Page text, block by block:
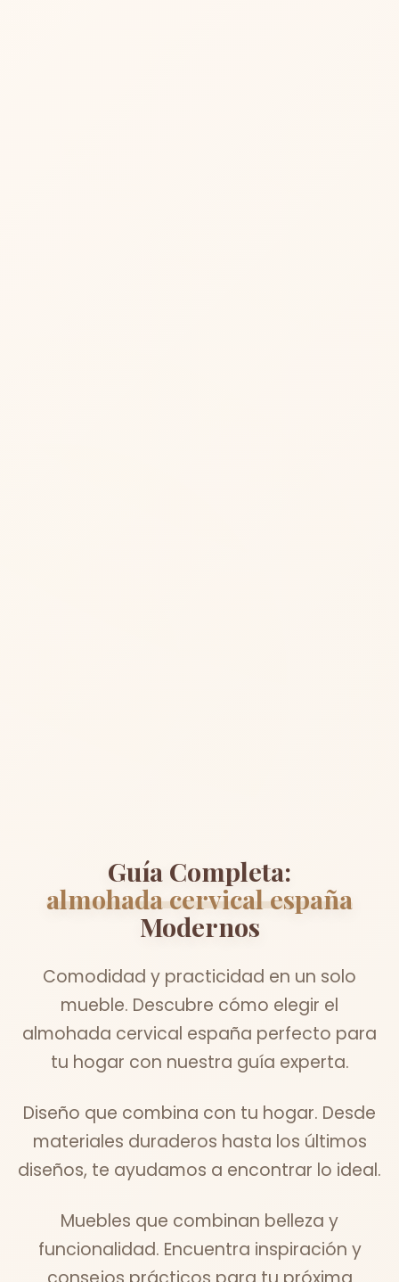
Guía Completa:
almohada cervical españa
Modernos
Comodidad y practicidad en un solo
mueble. Descubre cómo elegir el
almohada cervical españa perfecto para
tu hogar con nuestra guía experta.
Diseño que combina con tu hogar. Desde
materiales duraderos hasta los últimos
diseños, te ayudamos a encontrar lo ideal.
Muebles que combinan belleza y
funcionalidad. Encuentra inspiración y